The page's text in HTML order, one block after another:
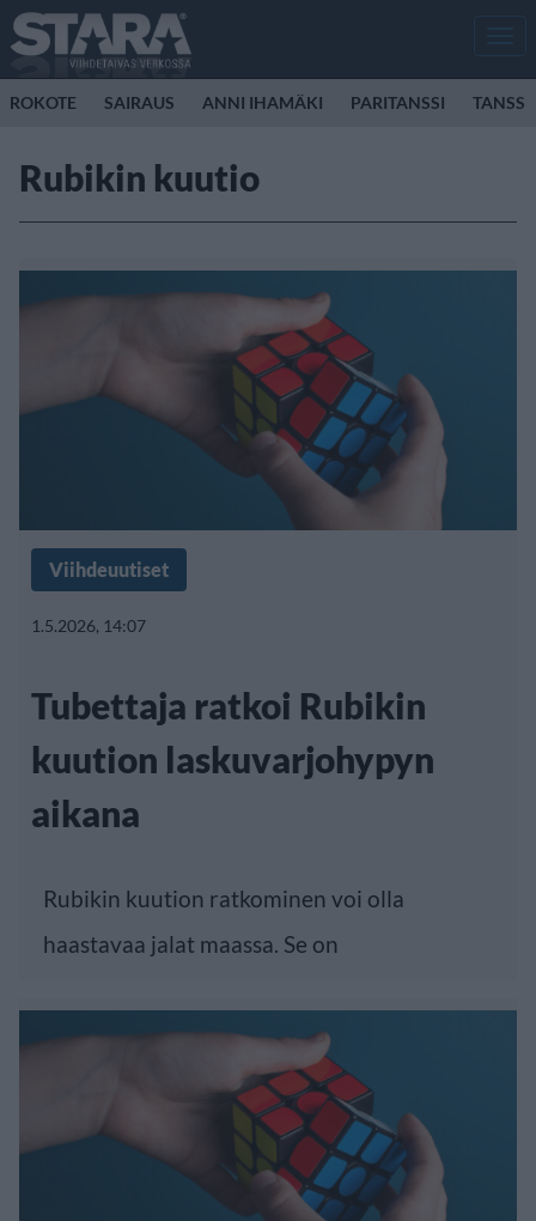
ROKOTE SAIRAUS ANNI IHAMÄKI PARITANSSI TANSSI
Rubikin kuutio
Viihdeuutiset
1.5.2026, 14:07
Tubettaja ratkoi Rubikin
kuution laskuvarjohypyn
aikana
Rubikin kuution ratkominen voi olla
haastavaa jalat maassa. Se on